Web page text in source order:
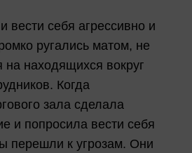
вести себя агрессивно и
ругались матом, не
находящихся вокруг
Когда
зала сделала
и попросила вести себя
перешли к угрозам. Они